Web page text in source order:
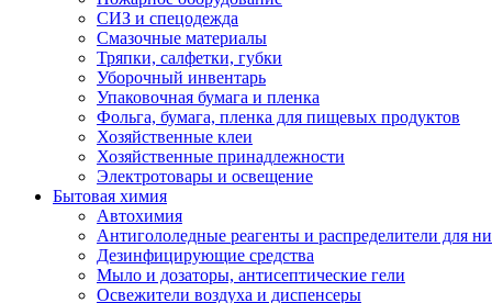
СИЗ и спецодежда
Смазочные материалы
Тряпки, салфетки, губки
Уборочный инвентарь
Упаковочная бумага и пленка
Фольга, бумага, пленка для пищевых продуктов
Хозяйственные клеи
Хозяйственные принадлежности
Электротовары и освещение
Бытовая химия
Автохимия
Антигололедные реагенты и распределители для
Дезинфицирующие средства
Мыло и дозаторы, антисептические гели
Освежители воздуха и диспенсеры